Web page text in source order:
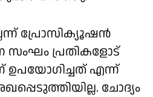
പ്രോസിക്യൂഷൻ
സംഘം പ്രതികളോട്
ഉപയോഗിച്ചത് എന്ന്
ചോദ്യം